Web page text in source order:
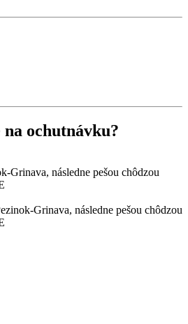
na ochutnávku?
Grinava, následne pešou chôdzou
Grinava, následne pešou chôdzou